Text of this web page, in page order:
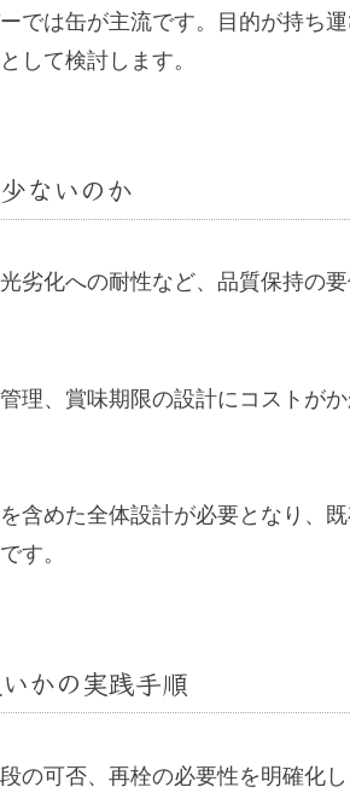
では缶が主流です。目的が持ち
して検討します。
ないのか
劣化への耐性など、品質保持の
理、賞味期限の設計にコストが
含めた全体設計が必要となり、
す。
かの実践手順
の可否、再栓の必要性を明確化し